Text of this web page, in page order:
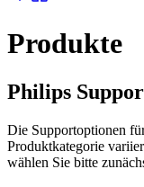
Produkte
Philips
Die Supportoptionen
Produktkategorie
wählen Sie bitte